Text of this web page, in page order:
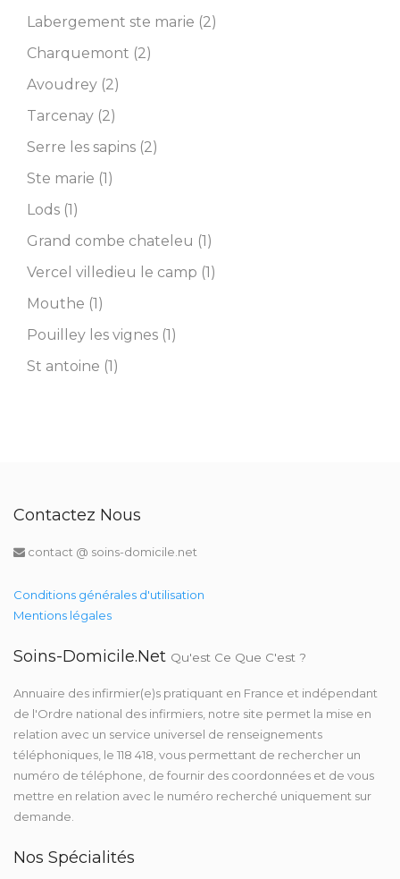
Labergement ste marie (2)
Charquemont (2)
Avoudrey (2)
Tarcenay (2)
Serre les sapins (2)
Ste marie (1)
Lods (1)
Grand combe chateleu (1)
Vercel villedieu le camp (1)
Mouthe (1)
Pouilley les vignes (1)
St antoine (1)
Contactez Nous
contact @ soins-domicile.net
Conditions générales d'utilisation
Mentions légales
Soins-Domicile.net Qu'est Ce Que C'est ?
Annuaire des infirmier(e)s pratiquant en France et indépendant
de l'Ordre national des infirmiers, notre site permet la mise en
relation avec un service universel de renseignements
téléphoniques, le 118 418, vous permettant de rechercher un
numéro de téléphone, de fournir des coordonnées et de vous
mettre en relation avec le numéro recherché uniquement sur
demande.
Nos Spécialités